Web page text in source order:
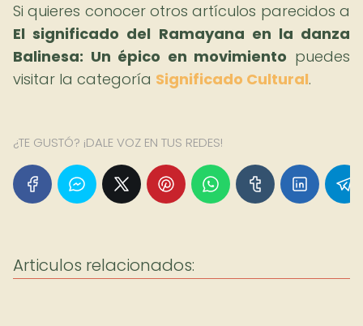
Si quieres conocer otros artículos parecidos a
El significado del Ramayana en la danza
Balinesa: Un épico en movimiento puedes
visitar la categoría Significado Cultural.
¿TE GUSTÓ? ¡DALE VOZ EN TUS REDES!
Articulos relacionados: